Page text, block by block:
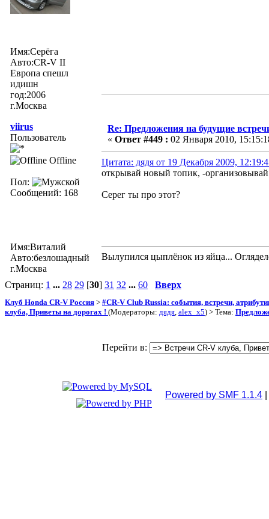
Имя:Серёга
Авто:CR-V II
Европа спешл
идишн
год:2006
г.Москва
viirus
Пользователь
Offline
Пол:
Сообщений: 168
Имя:Виталий
Авто:безлошадный
г.Москва
Re: Предложения на будущие
« Ответ #449 : 02 Января 2010,
Цитата: дядя от 19 Декабря 2009,
открывай новый топик, -
Серег ты про этот?
Вылупился цыплёнок из яйца...
Страниц: 1 ... 28 29 [30] 31 32 ... 60 Вверх
Клуб Honda CR-V Россия > #CR-V Club Russia: события, встречи,
клуба, Приветы на дорогах ! (Модераторы: дядя, alex_x5) > Тема:
Перейти в:
Powered by SMF 1.1.4